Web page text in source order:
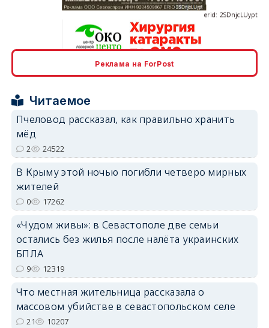
Реклама на ForPost
Читаемое
Пчеловод рассказал, как правильно хранить
мёд
2 24522
В Крыму этой ночью погибли четверо мирных
жителей
0 17262
«Чудом живы»: в Севастополе две семьи
остались без жилья после налёта украинских
БПЛА
9 12319
Что местная жительница рассказала о
массовом убийстве в севастопольском селе
21 10207